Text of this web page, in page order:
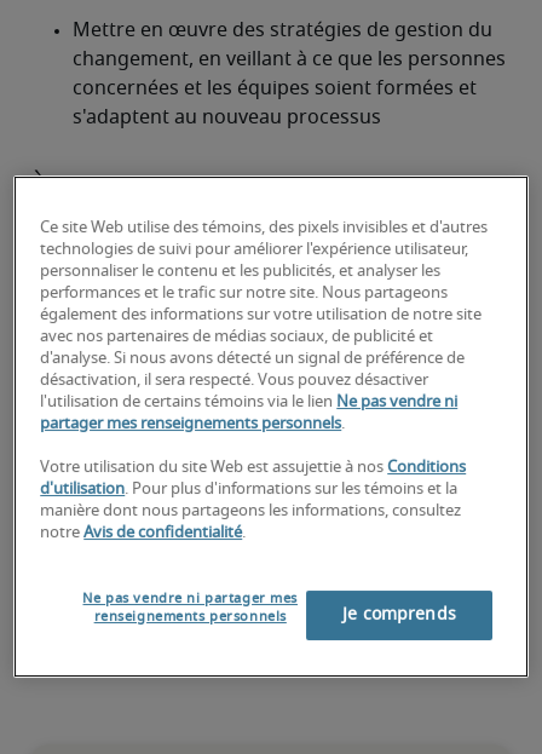
Mettre en œuvre des stratégies de gestion du
changement, en veillant à ce que les personnes
concernées et les équipes soient formées et
s'adaptent au nouveau processus
À la recherche d'un directeur de
projets financiers ou d'un poste
de directeur de projets
financiers?
Téléchargez votre CV ou faites une demande de
talents et un de nos recruteurs spécialisés vous
contactera sous peu.
Robert Half peut vous aider à combler vos besoins
de recrutement pour des postes de directeur de
projets financiers.
Ce site Web utilise des témoins, des pixels invisibles et d'autres
technologies de suivi pour améliorer l'expérience utilisateur,
personnaliser le contenu et les publicités, et analyser les
performances et le trafic sur notre site. Nous partageons
également des informations sur votre utilisation de notre site
avec nos partenaires de médias sociaux, de publicité et
d'analyse. Si nous avons détecté un signal de préférence de
désactivation, il sera respecté. Vous pouvez désactiver
l'utilisation de certains témoins via le lien Ne pas vendre ni
partager mes renseignements personnels.
Votre utilisation du site Web est assujettie à nosConditions
d'utilisation. Pour plus d'informations sur les témoins et la
manière dont nous partageons les informations, consultez
notreAvis de confidentialité.
Ne pas vendre ni partager mes
renseignements personnels
Je comprends